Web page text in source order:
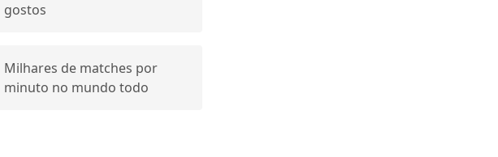
gostos
Milhares de matches por
minuto no mundo todo